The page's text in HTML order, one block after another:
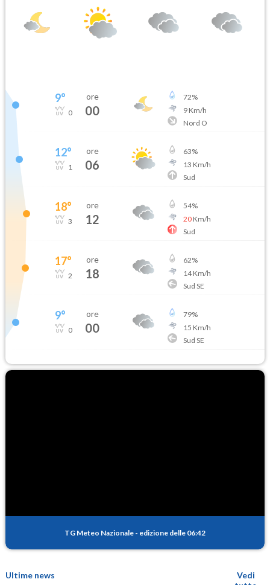
9°
0
ore
00
72%
9Km/h
Nord O
12°
1
ore
06
63%
13 Km/h
Sud
18°
3
ore
12
54%
20Km/h
Sud
17°
2
ore
18
62%
14Km/h
Sud SE
9°
0
ore
00
79%
15 Km/h
Sud SE
TG Meteo Nazionale - edizione delle 06:42
Ultime news
Vedi